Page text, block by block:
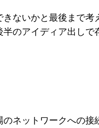
ないかと最後まで
のアイディア出しで
ネットワークへの